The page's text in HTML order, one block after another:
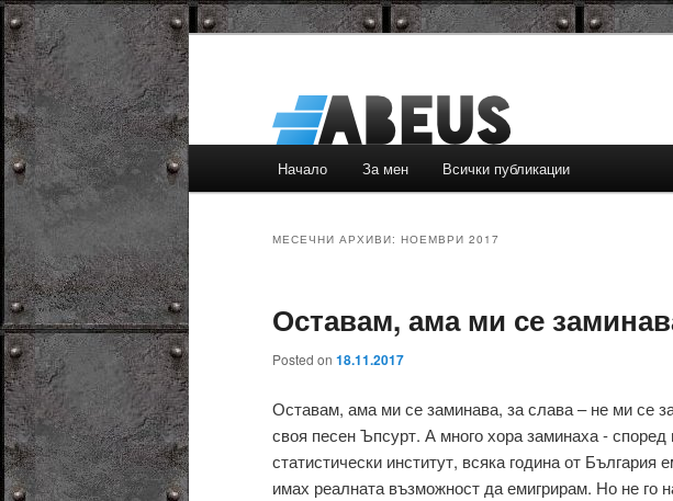
Към
Към
Начало За мен Всички публикации
МЕСЕЧНИ АРХИВИ: НОЕМВРИ 2017
Оставам, ама ми се
Posted on 18.11.2017
Оставам, ама ми се заминава, за слава – не ми се
своя песен Ъпсурт. А много хора заминаха -
статистически институт, всяка година от България
имах реалната възможност да емигрирам. Но не